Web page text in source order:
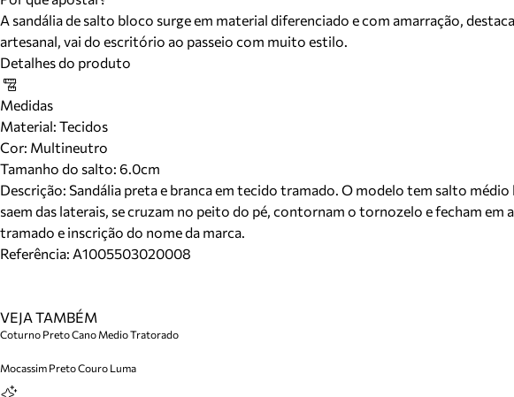
A sandália de salto bloco surge em material diferenciado e com amarração,
artesanal, vai do escritório ao passeio com muito estilo.
Detalhes do produto
Medidas
Material: Tecidos
Cor: Multineutro
Tamanho do salto: 6.0cm
Descrição: Sandália preta e branca em tecido tramado. O modelo tem salto
saem das laterais, se cruzam no peito do pé, contornam o tornozelo e fecham
tramado e inscrição do nome da marca.
Referência: A1005503020008
VEJA TAMBÉM
Coturno Preto Cano Medio Tratorado
Mocassim Preto Couro Luma